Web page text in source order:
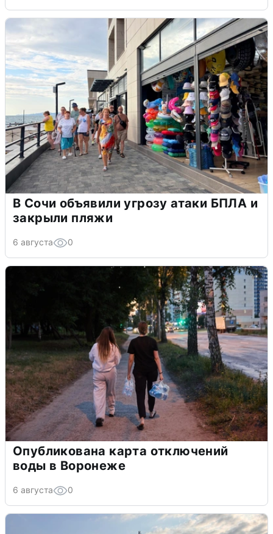
В Сочи объявили угрозу атаки БПЛА и
закрыли пляжи
6 августа 0
Опубликована карта отключений
воды в Воронеже
6 августа 0